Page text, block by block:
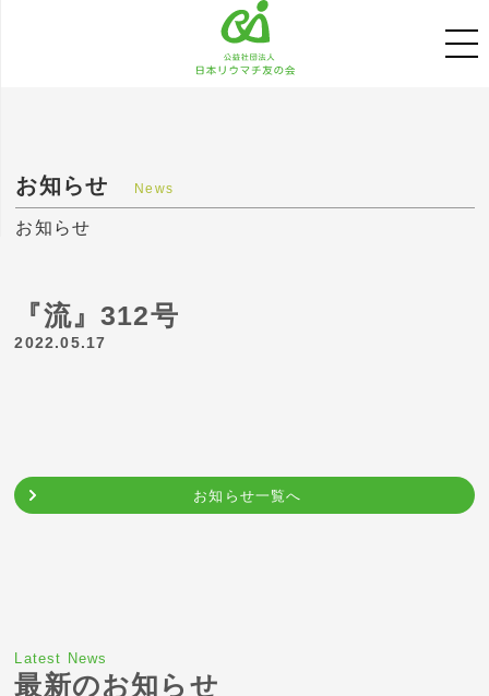
お知らせ News
お知らせ
『流』312号
2022.05.17
お知らせ一覧へ
Latest News
最新のお知らせ